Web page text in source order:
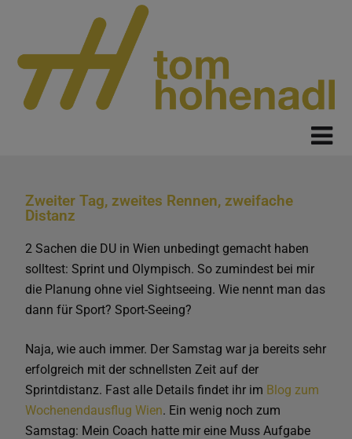
Zweiter Tag, zweites Rennen, zweifache
Distanz
2 Sachen die DU in Wien unbedingt gemacht haben
solltest: Sprint und Olympisch. So zumindest bei mir
die Planung ohne viel Sightseeing. Wie nennt man das
dann für Sport? Sport-Seeing?
Naja, wie auch immer. Der Samstag war ja bereits sehr
erfolgreich mit der schnellsten Zeit auf der
Sprintdistanz. Fast alle Details findet ihr im Blog zum
Wochenendausflug Wien. Ein wenig noch zum
Samstag: Mein Coach hatte mir eine Muss Aufgabe